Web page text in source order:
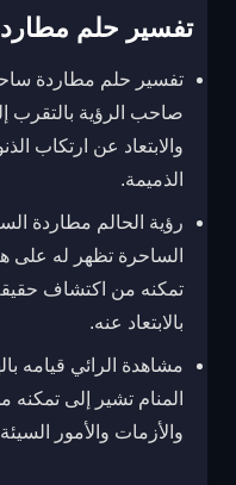
تفسير حلم
تفسير حلم مطاردة
صاحب الرؤية بالتقرب
والابتعاد عن ارتكاب
الذميمة.
رؤية الحالم مطاردة
الساحرة تظهر له
تمكنه من اكتشاف
بالابتعاد عنه.
مشاهدة الرائي قيامه
المنام تشير إلى
والأزمات والأمور